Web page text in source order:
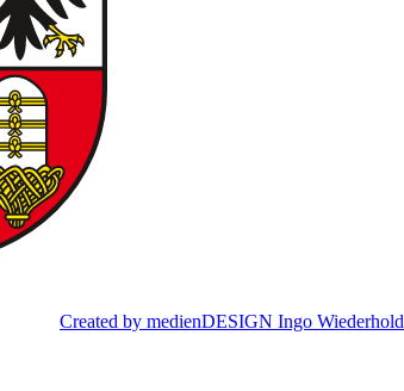
Created by medienDESIGN Ingo Wiederhold